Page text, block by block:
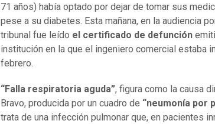
71 años) había optado por dejar de tomar sus
pese a su diabetes. Esta mañana, en la audiencia
tribunal fue leído el certificado de defunción
institución en la que el ingeniero comercial estaba
febrero.
“Falla respiratoria aguda”, figura como la causa
Bravo, producida por un cuadro de “neumonía por
trata de una infección pulmonar que, en pacientes